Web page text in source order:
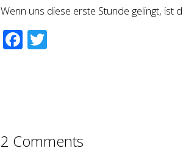
Wenn uns diese erste Stunde gelingt, ist
Facebook
2 Comments